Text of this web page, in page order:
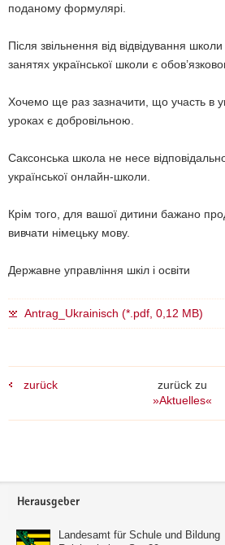
поданому формулярі.
Після звільнення від відвідування
занятях української школи є
Хочемо ще раз зазначити, що участь в
уроках є добровільною.
Саксонська школа не несе
української онлайн-школи.
Крім того, для вашої дитини бажано
вивчати німецьку мову.
Державне управління шкіл і освіти
Antrag_Ukrainisch (*.pdf, 0,12 MB)
zurück
zurück zu
»Aktuelles«
Footer-
Herausgeber
Landesamt für Schule und Bildung